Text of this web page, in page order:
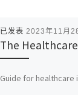
已发表 2023年11月
The
Guide for